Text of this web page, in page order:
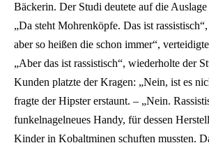
Bäckerin. Der Studi deutete auf die
„Da steht Mohrenköpfe. Das ist
aber so heißen die schon immer“,
„Aber das ist rassistisch“, wiederholte der
Kunden platzte der Kragen: „Nein, ist es
fragte der Hipster erstaunt. – „Nein.
funkelnagelneues Handy, für dessen
Kinder in Kobaltminen schuften mussten.